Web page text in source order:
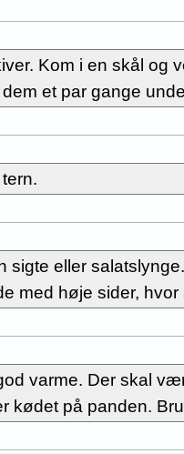
Kom i en skål og
et par gange
sigte eller
med høje sider,
varme. Der skal
kødet på panden.